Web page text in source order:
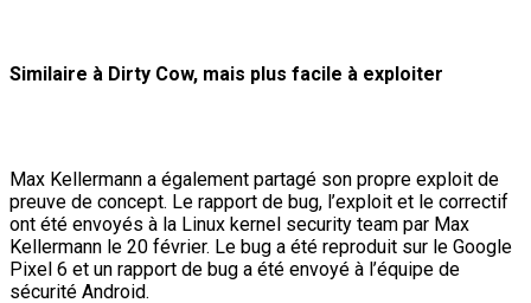
Similaire à Dirty Cow, mais plus facile à exploiter
Max Kellermann a également partagé son propre exploit de
preuve de concept. Le rapport de bug, l’exploit et le correctif
ont été envoyés à la Linux kernel security team par Max
Kellermann le 20 février. Le bug a été reproduit sur le Google
Pixel 6 et un rapport de bug a été envoyé à l’équipe de
sécurité Android.